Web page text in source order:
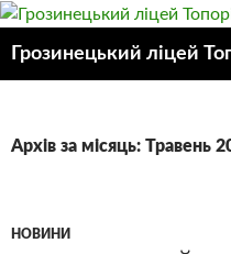
Архів за місяць: Травень
НОВИНИ